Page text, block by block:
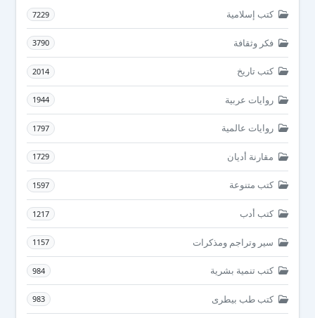
كتب إسلامية 7229
فكر وثقافة 3790
كتب تاريخ 2014
روايات عربية 1944
روايات عالمية 1797
مقارنة أديان 1729
كتب متنوعة 1597
كتب أدب 1217
سير وتراجم ومذكرات 1157
كتب تنمية بشرية 984
كتب طب بيطرى 983